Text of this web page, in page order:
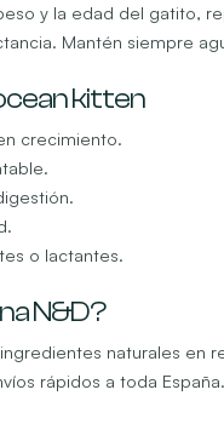
y la edad del gatito,
Mantén siempre
kitten
crecimiento.
o lactantes.
N&D?
naturales
rápidos a toda España.